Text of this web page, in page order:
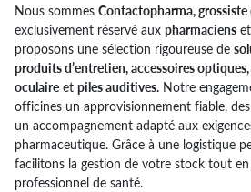
Nous sommes Contactopharma,
exclusivement réservé aux pharmaciens et
proposons une sélection rigoureuse de
produits d’entretien, accessoires
oculaire et piles auditives. Notre
officines un approvisionnement fiable,
un accompagnement adapté aux
pharmaceutique. Grâce à une logistique
facilitons la gestion de votre stock tout
professionnel de santé.